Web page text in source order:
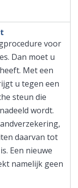
voor
Dan moet u
Met een
u tegen een
steun die
wordt.
daarvan tot
Een nieuwe
namelijk geen